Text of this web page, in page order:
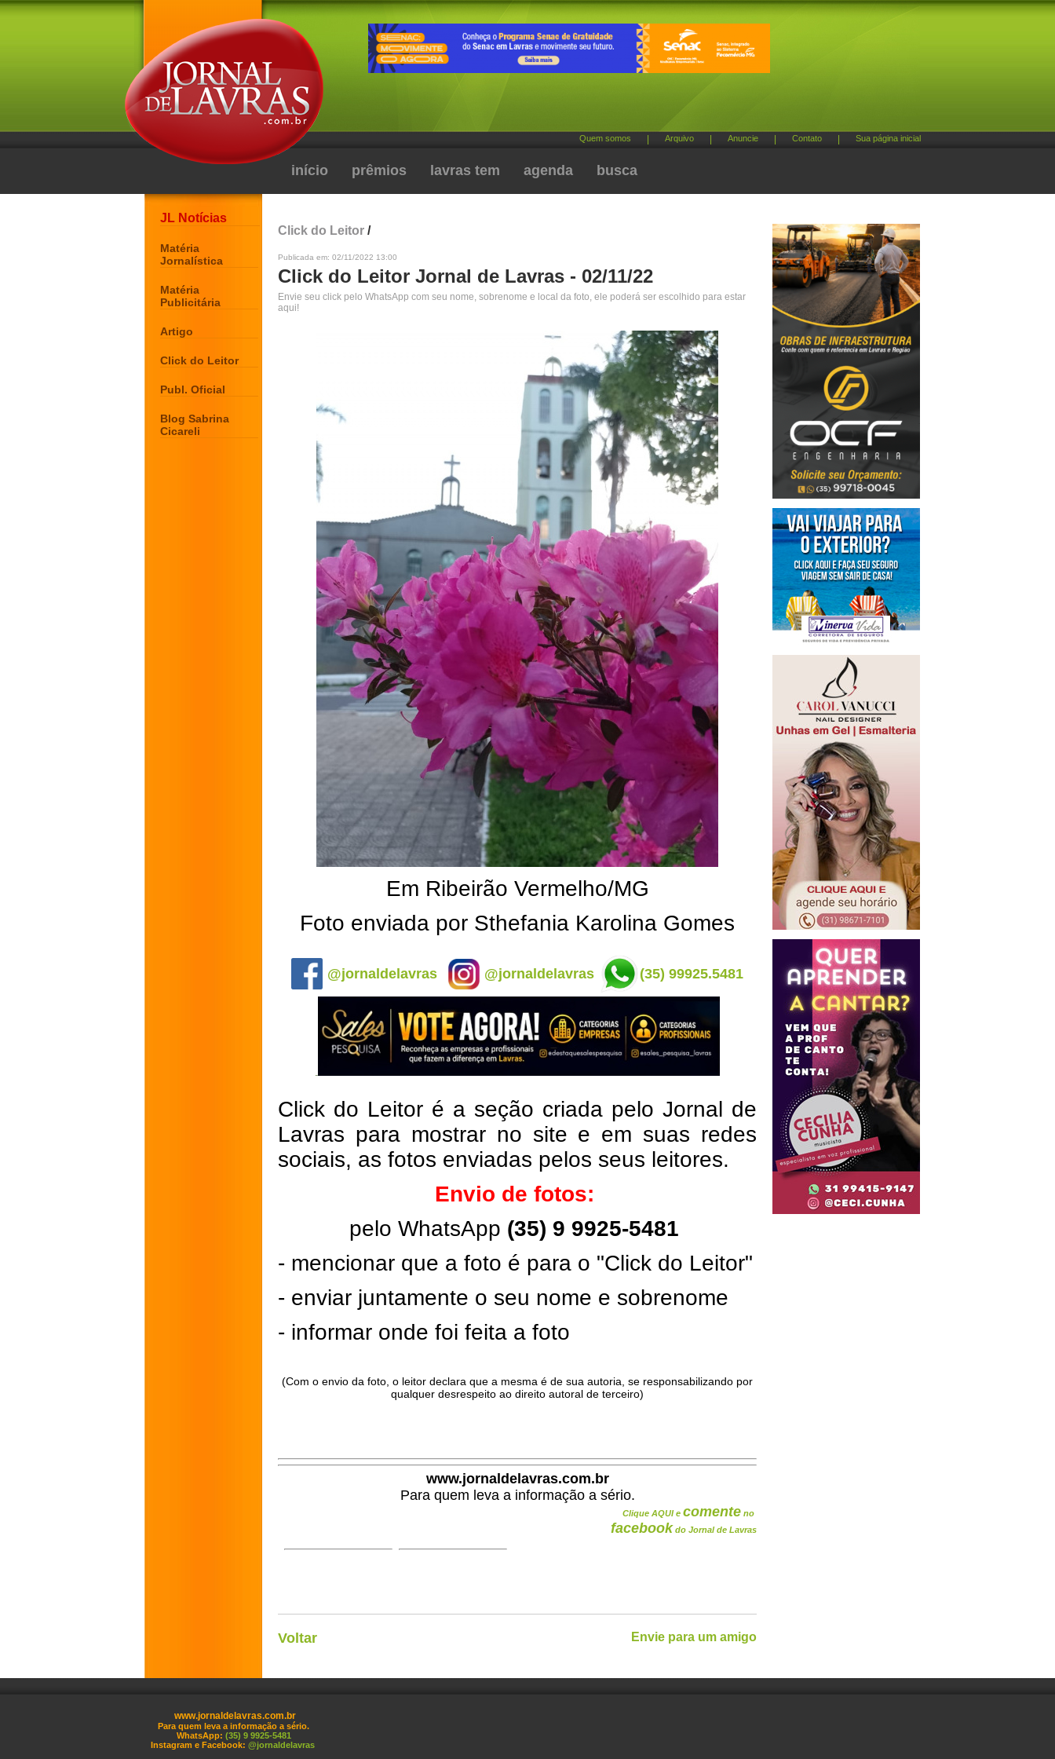
Quem somos Arquivo Anuncie Contato Sua página inicial
início prêmios lavras tem agenda busca
JL Notícias
Matéria
Jornalística
Matéria
Publicitária
Artigo
Click do Leitor
Publ. Oficial
Blog Sabrina
Cicareli
Click do Leitor /
Publicada em: 02/11/2022 13:00
Click do Leitor Jornal de Lavras - 02/11/22
Envie seu click pelo WhatsApp com seu nome, sobrenome e local da foto, ele poderá ser escolhido para estar
aqui!
Em Ribeirão Vermelho/MG
Foto enviada por Sthefania Karolina Gomes
@jornaldelavras @jornaldelavras (35) 99925.5481
Click do Leitor é a seção criada pelo Jornal de
Lavras para mostrar no site e em suas redes
sociais, as fotos enviadas pelos seus leitores.
Envio de fotos:
pelo WhatsApp (35) 9 9925-5481
- mencionar que a foto é para o "Click do Leitor"
- enviar juntamente o seu nome e sobrenome
- informar onde foi feita a foto
(Com o envio da foto, o leitor declara que a mesma é de sua autoria, se responsabilizando por
qualquer desrespeito ao direito autoral de terceiro)
www.jornaldelavras.com.br
Para quem leva a informação a sério.
Clique AQUI e comente no
facebook do Jornal de Lavras
Voltar Envie para um amigo
www.jornaldelavras.com.br
Para quem leva a informação a sério.
WhatsApp: (35) 9 9925-5481
Instagram e Facebook: @jornaldelavras